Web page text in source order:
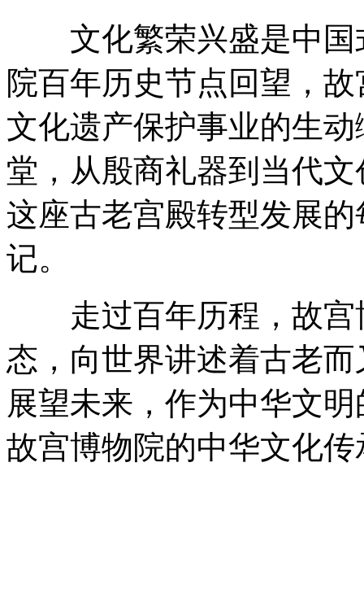
文化繁荣兴盛是中国
院百年历史节点回望，
文化遗产保护事业的生
堂，从殷商礼器到当代
这座古老宫殿转型发展
记。
走过百年历程，故宫
态，向世界讲述着古老
展望未来，作为中华文
故宫博物院的中华文化